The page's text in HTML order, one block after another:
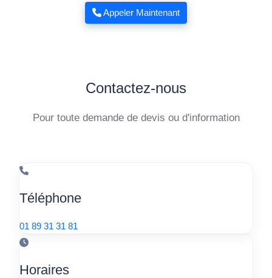
Appeler Maintenant
Contactez-nous
Pour toute demande de devis ou d'information
Téléphone
01 89 31 31 81
Horaires